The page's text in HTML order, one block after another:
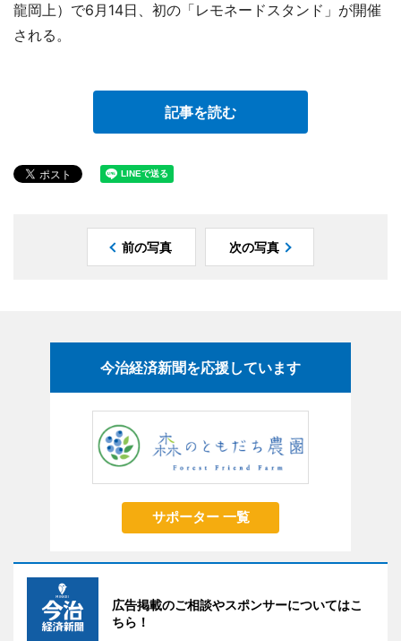
龍岡上）で6月14日、初の「レモネードスタンド」が開催
される。
記事を読む
前の写真 次の写真
今治経済新聞を応援しています
サポーター 一覧
広告掲載のご相談やスポンサーについてはこ
ちら！